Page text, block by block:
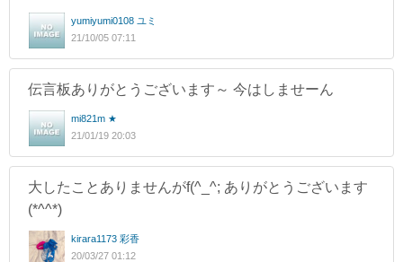
yumiyumi0108 ユミ
21/10/05 07:11
伝言板ありがとうございます～ 今はしませーん
mi821m ★
21/01/19 20:03
大したことありませんがf(^_^; ありがとうございます
(*^^*)
kirara1173 彩香
20/03/27 01:12